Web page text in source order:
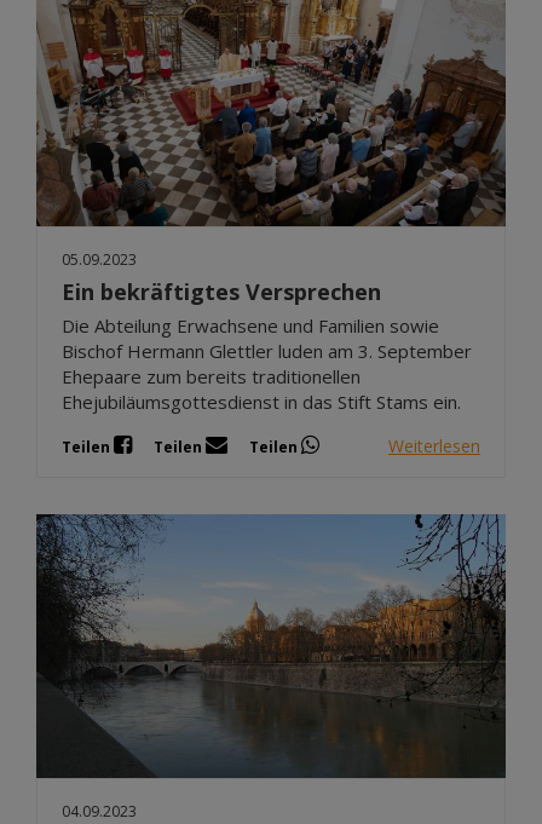
05.09.2023
Ein bekräftigtes Versprechen
Die Abteilung Erwachsene und Familien sowie
Bischof Hermann Glettler luden am 3. September
Ehepaare zum bereits traditionellen
Ehejubiläumsgottesdienst in das Stift Stams ein.
Teilen Teilen Teilen Weiterlesen
04.09.2023